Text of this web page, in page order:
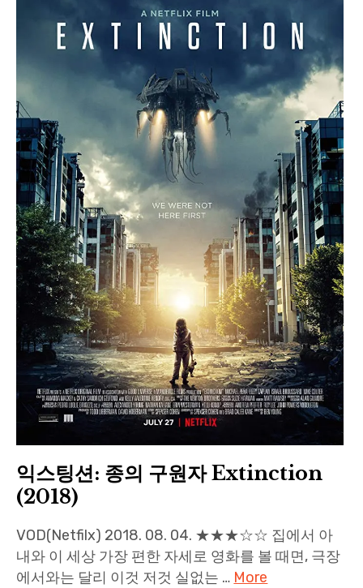
Homemade Studio
익스팅션: 종의 구원자 Extinction
(2018)
VOD(Netfilx) 2018. 08. 04. ★★★☆☆ 집에서 아
내와 이 세상 가장 편한 자세로 영화를 볼 때면, 극장
에서와는 달리 이것 저것 실없는 … More